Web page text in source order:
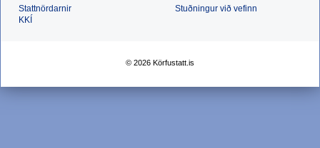
Stattnördarnir
KKÍ
Stuðningur við vefinn
© 2026 Körfustatt.is